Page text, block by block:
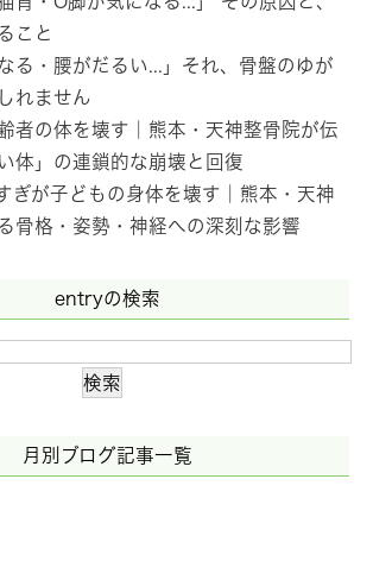
こと
る・腰がだるい...」それ、骨盤のゆが
れません
者の体を壊す｜熊本・天神整骨院が伝
体」の連鎖的な崩壊と回復
ぎが子どもの身体を壊す｜熊本・天神
骨格・姿勢・神経への深刻な影響
entryの検索
月別ブログ記事一覧